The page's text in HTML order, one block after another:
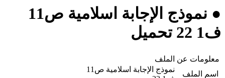
● نموذج الإجابة اسلامية ص11
ف1 22 تحميل
معلومات عن الملف
اسم الملف
نموذج الإجابة اسلامية ص11